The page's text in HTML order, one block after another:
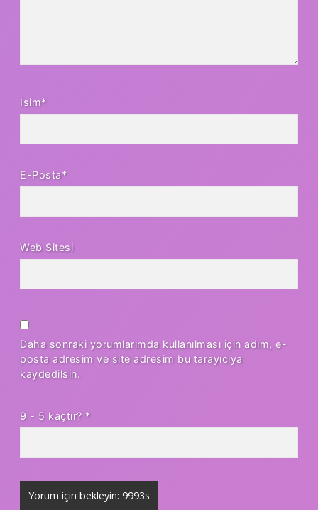
İsim*
E-Posta*
Web Sitesi
Daha sonraki yorumlarımda kullanılması için adım, e-
posta adresim ve site adresim bu tarayıcıya
kaydedilsin.
9 - 5 kaçtır? *